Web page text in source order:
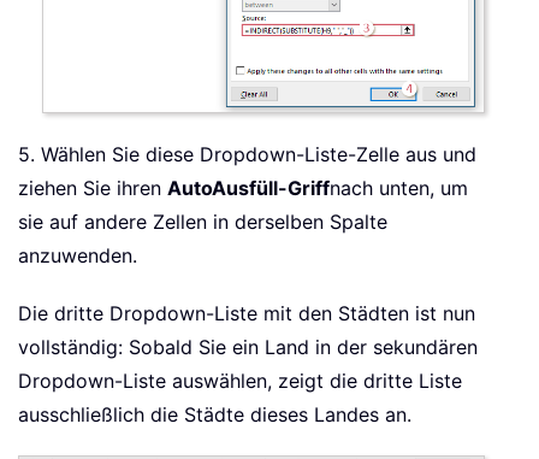
5. Wählen Sie diese Dropdown-Liste-Zelle aus und
ziehen Sie ihren AutoAusfüll-Griffnach unten, um
sie auf andere Zellen in derselben Spalte
anzuwenden.
Die dritte Dropdown-Liste mit den Städten ist nun
vollständig: Sobald Sie ein Land in der sekundären
Dropdown-Liste auswählen, zeigt die dritte Liste
ausschließlich die Städte dieses Landes an.